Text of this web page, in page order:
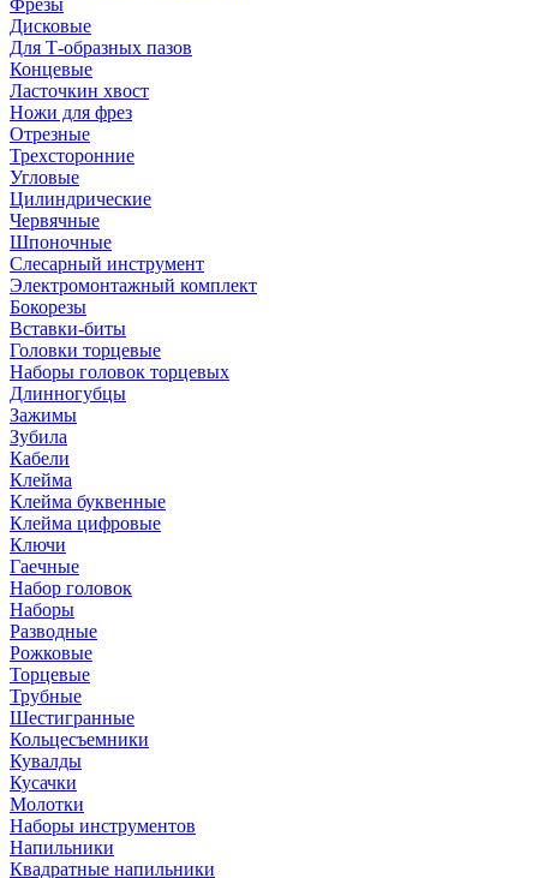
Фрезы
Дисковые
Для Т-образных пазов
Концевые
Ласточкин хвост
Ножи для фрез
Отрезные
Трехсторонние
Угловые
Цилиндрические
Червячные
Шпоночные
Слесарный инструмент
Электромонтажный комплект
Бокорезы
Вставки-биты
Головки торцевые
Наборы головок торцевых
Длинногубцы
Зажимы
Зубила
Кабели
Клейма
Клейма буквенные
Клейма цифровые
Ключи
Гаечные
Набор головок
Наборы
Разводные
Рожковые
Торцевые
Трубные
Шестигранные
Кольцесъемники
Кувалды
Кусачки
Молотки
Наборы инструментов
Напильники
Квадратные напильники